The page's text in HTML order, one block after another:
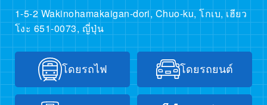
1-5-2 Wakinohamakaigan-dori, Chuo-ku, โกเบ, เฮียว
โงะ 651-0073, ญี่ปุ่น
โดยรถไฟ โดยรถยนต์